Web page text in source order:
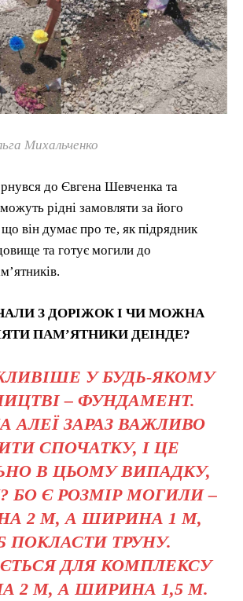
Михальченко
до Євгена Шевченка та
рідні замовляти за його
що він думає про те, як підрядник
та готує могили до
З ДОРІЖОК І ЧИ МОЖНА
ПАМ’ЯТНИКИ ДЕІНДЕ?
У БУДЬ-ЯКОМУ
– ФУНДАМЕНТ.
АЛЕЇ ЗАРАЗ ВАЖЛИВО
СПОЧАТКУ, І ЦЕ
В ЦЬОМУ ВИПАДКУ,
БО Є РОЗМІР МОГИЛИ –
2 М, А ШИРИНА 1 М,
ПОКЛАСТИ ТРУНУ.
ДЛЯ КОМПЛЕКСУ
2 М, А ШИРИНА 1,5 М.